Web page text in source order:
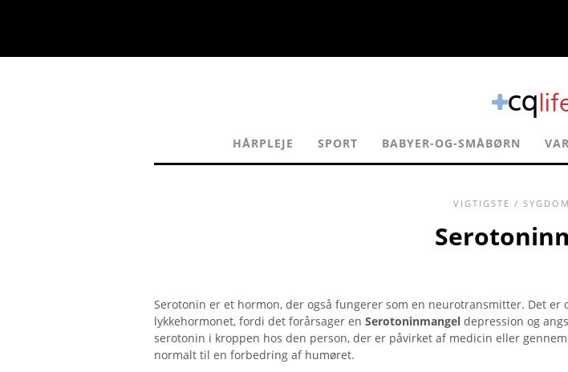
HÅRPLEJE SPORT BABYER-OG-SMÅBØRN
VIGTIGSTE /
Serotonin er et hormon, der også fungerer som en neurotransmitter. Det er
lykkehormonet, fordi det forårsager en Serotoninmangel depression og
serotonin i kroppen hos den person, der er påvirket af medicin eller
normalt til en forbedring af humøret.